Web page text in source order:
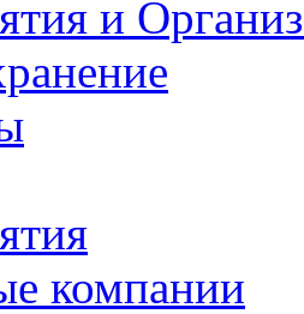
и
компании